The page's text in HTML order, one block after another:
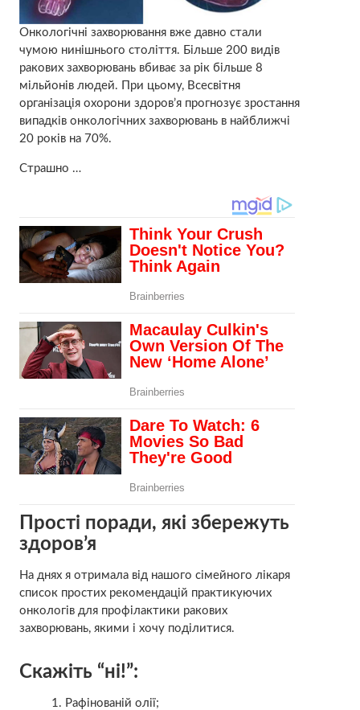
Онкологічні захворювання вже давно стали
чумою нинішнього століття. Більше 200 видів
ракових захворювань вбиває за рік більше 8
мільйонів людей. При цьому, Всесвітня
організація охорони здоров’я прогнозує зростання
випадків онкологічних захворювань в найближчі
20 років на 70%.
Страшно …
Прості поради, які збережуть
здоров’я
На днях я отримала від нашого сімейного лікаря
список простих рекомендацій практикуючих
онкологів для профілактики ракових
захворювань, якими і хочу поділитися.
Скажіть “ні!”:
Рафінованій олії;